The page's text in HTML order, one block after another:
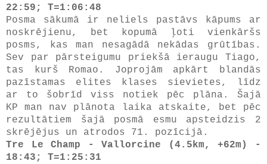
22:59; T=1:06:48
Posma sākumā ir neliels pastāvs kāpums ar
noskrējienu, bet kopumā ļoti vienkāršs
posms, kas man nesagādā nekādas grūtības.
Sev par pārsteigumu priekšā ieraugu Tiago,
tas kurš Romao. Joprojām apkārt blandās
pazīstamas elites klases sievietes, līdz
ar to šobrīd viss notiek pēc plāna. Šajā
KP man nav plānota laika atskaite, bet pēc
rezultātiem šajā posmā esmu apsteidzis 2
skrējējus un atrodos 71. pozīcijā.
Tre Le Champ - Vallorcine (4.5km, +62m) -
18:43; T=1:25:31